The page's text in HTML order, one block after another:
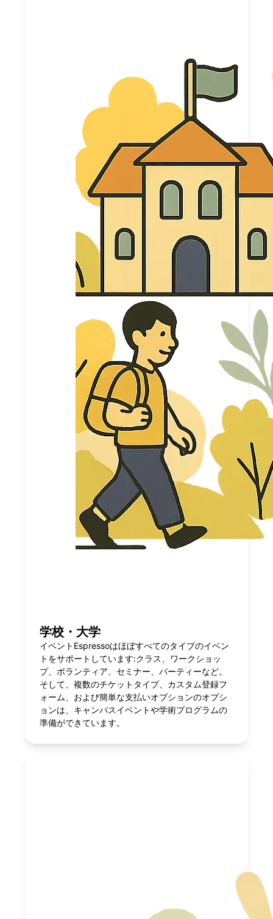
学校・大学
イベントEspressoはほぼすべてのタイプのイベン
トをサポートしています:クラス、ワークショッ
プ、ボランティア、セミナー、パーティーなど。
そして、複数のチケットタイプ、カスタム登録フ
ォーム、および簡単な支払いオプションのオプシ
ョンは、キャンパスイベントや学術プログラムの
準備ができています。